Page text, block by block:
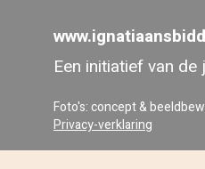
Een initiatief van de
Foto's: concept &
Privacy-verklaring